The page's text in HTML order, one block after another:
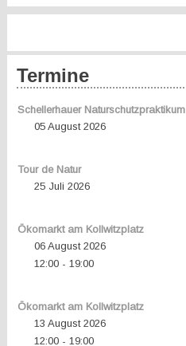
Termine
Schellerhauer Naturschutzpraktikum
05 August 2026
Tour de Natur
25 Juli 2026
Ökomarkt am Kollwitzplatz
06 August 2026
12:00- 19:00
Ökomarkt am Kollwitzplatz
13 August 2026
12:00- 19:00